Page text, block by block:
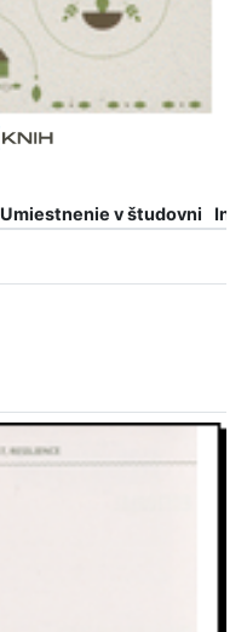
Umiestnenie v študovni
Info